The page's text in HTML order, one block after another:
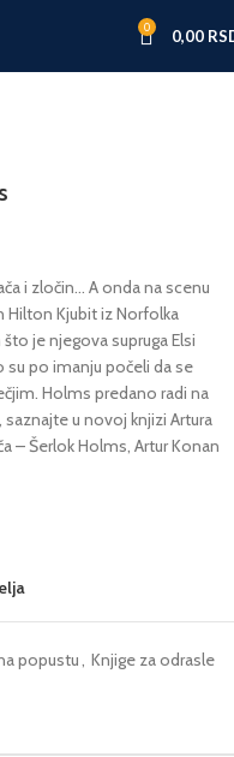
0 0,00
i zločin… A onda na scenu
Kjubit iz Norfolka
je njegova supruga Elsi
po imanju počeli da se
Holms predano radi na
saznajte u novoj knjizi Artura
– Šerlok Holms, Artur Konan
popustu
Knjige za odrasle